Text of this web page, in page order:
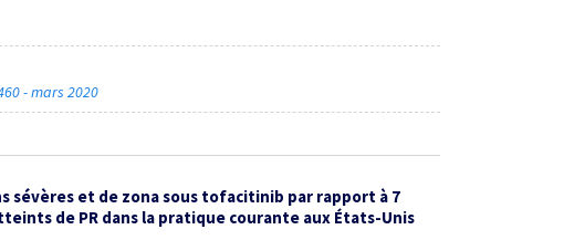
- mars 2020
sévères et de zona sous tofacitinib par rapport à 7
de PR dans la pratique courante aux États-Unis